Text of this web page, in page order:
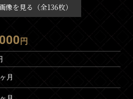
像を見る（全136枚）
円
月